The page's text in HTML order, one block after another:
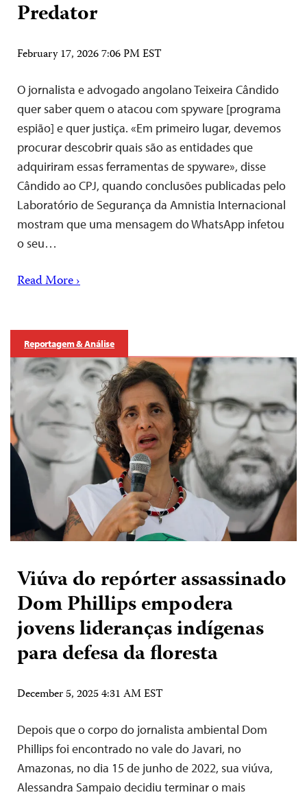
Predator
February 17, 2026 7:06 PM EST
O jornalista e advogado angolano Teixeira Cândido
quer saber quem o atacou com spyware [programa
espião] e quer justiça. «Em primeiro lugar, devemos
procurar descobrir quais são as entidades que
adquiriram essas ferramentas de spyware», disse
Cândido ao CPJ, quando conclusões publicadas pelo
Laboratório de Segurança da Amnistia Internacional
mostram que uma mensagem do WhatsApp infetou
o seu…
Read More ›
Reportagem & Análise
Viúva do repórter assassinado
Dom Phillips empodera
jovens lideranças indígenas
para defesa da floresta
December 5, 2025 4:31 AM EST
Depois que o corpo do jornalista ambiental Dom
Phillips foi encontrado no vale do Javari, no
Amazonas, no dia 15 de junho de 2022, sua viúva,
Alessandra Sampaio decidiu terminar o mais